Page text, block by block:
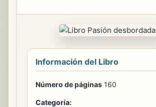
Información del Libro
Número de páginas 160
Categoría: